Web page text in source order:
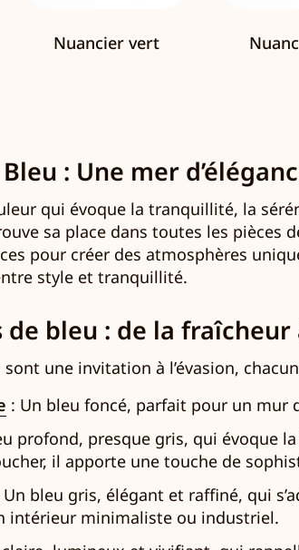
Nuancier vert
: Une mer
qui évoque la tranquillité, la
sa place dans toutes les pièces
pour créer des atmosphères
style et tranquillité.
de bleu : de la
une invitation à l’évasion,
: Un bleu foncé, parfait pour un mur
profond, presque gris, qui évoque
il apporte une touche de
Un bleu gris, élégant et raffiné, qui
intérieur minimaliste ou industriel.